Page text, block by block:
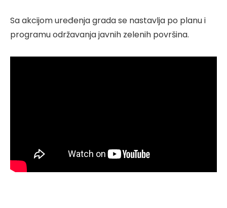
Sa akcijom uređenja grada se nastavlja po planu i
programu održavanja javnih zelenih površina.